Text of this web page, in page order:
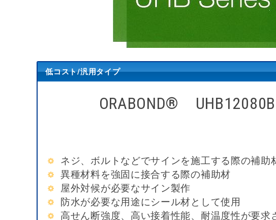
低コスト/汎用タイプ
ORABOND® UHB12080B
ネジ、ボルトなどでサインを施工する際の補助
異種材料を強固に接合する際の補助材
屋外対候が必要なサイン製作
防水が必要な用途にシール材として使用
高せん断強度、高い接着性能、耐温度性が要求